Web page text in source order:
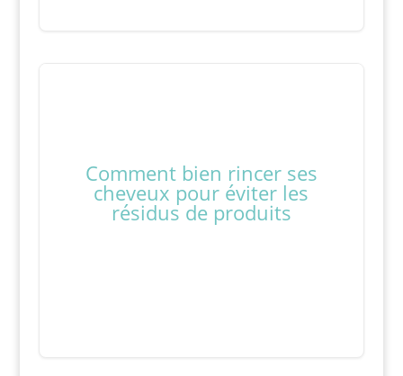
Comment bien rincer ses
cheveux pour éviter les
résidus de produits